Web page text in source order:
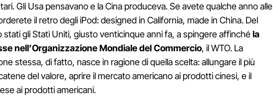
Gli Usa pensavano e la Cina produceva. Se avete qualche anno alle
il retro degli iPod: designed in California, made in China. Del
stati gli Stati Uniti, giusto venticinque anni fa, a spingere affinchéla
nell’Organizzazione Mondiale del Commercio, il WTO. La
stessa, di fatto, nasce in ragione di quella scelta: allungare il più
del valore, aprire il mercato americano ai prodotti cinesi, e il
ai prodotti americani.